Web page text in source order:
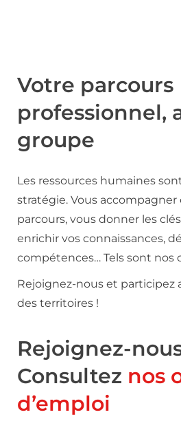
Votre parcours
professionnel,
groupe
Les ressources humaines
stratégie. Vous accompagner
parcours, vous donner les
enrichir vos connaissances,
compétences… Tels sont nos
Rejoignez-nous et participez
des territoires !
Rejoignez-
Consultez nos
d’emploi